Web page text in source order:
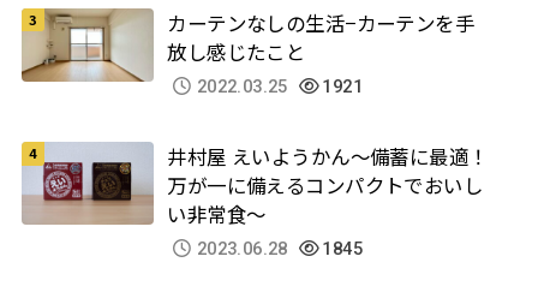
カーテンなしの生活−カーテンを手
放し感じたこと
2022.03.25 1921
井村屋 えいようかん～備蓄に最適！
万が一に備えるコンパクトでおいし
い非常食～
2023.06.28 1845